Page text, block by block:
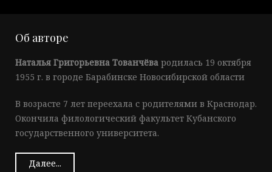
Об авторе
Наталья Григорьевна Тованчёва родилась 19 октября
1955 г. в городе Барабинске Новосибирской области
В возрасте 7 лет переехала с родителями в Краснодар.
Окончила филологический факультет Кубанского
государственного университета.
Далее...